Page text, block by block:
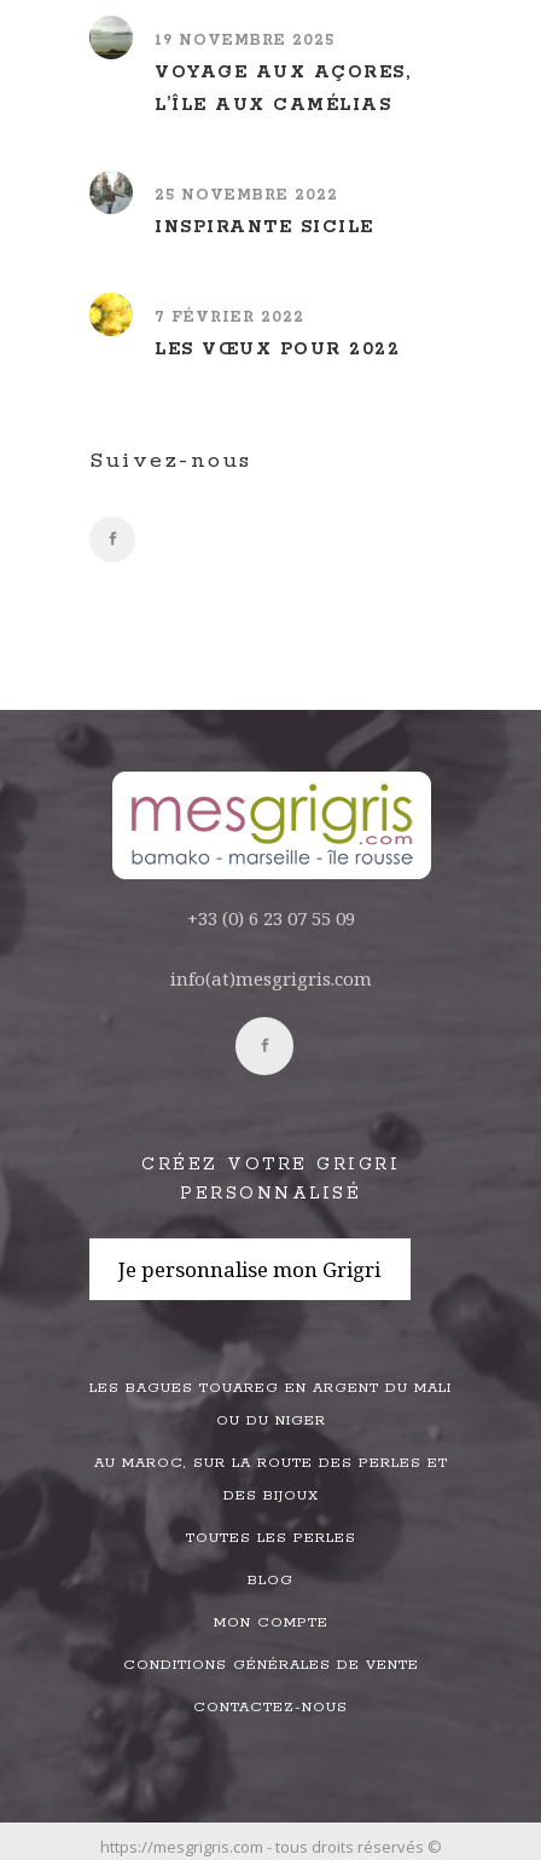
19 NOVEMBRE 2025
VOYAGE AUX AÇORES,
L’ÎLE AUX CAMÉLIAS
25 NOVEMBRE 2022
INSPIRANTE SICILE
7 FÉVRIER 2022
LES VŒUX POUR 2022
Suivez-nous
+33 (0) 6 23 07 55 09
info(at)mesgrigris.com
CRÉEZ VOTRE GRIGRI
PERSONNALISÉ
Je personnalise mon Grigri
LES BAGUES TOUAREG EN ARGENT DU MALI
OU DU NIGER
AU MAROC, SUR LA ROUTE DES PERLES ET
DES BIJOUX
TOUTES LES PERLES
BLOG
MON COMPTE
CONDITIONS GÉNÉRALES DE VENTE
CONTACTEZ-NOUS
https://mesgrigris.com - tous droits réservés ©